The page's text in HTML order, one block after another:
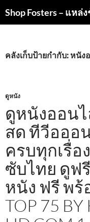
Shop Fosters – แหล่
เนื้อหา
คลังเก็บป้ายกำกับ: หนัง
ดูหนัง
ดูหนังออน
สด ทีวีอออ
ครบทุกเรื่อ
ซับไทย ดูฟ
หนัง ฟรี พร้
TOP 75 BY